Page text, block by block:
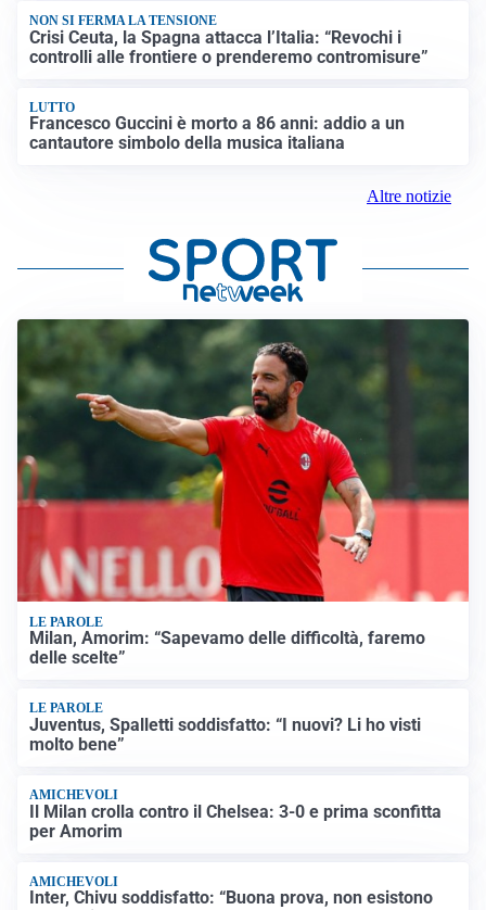
NON SI FERMA LA TENSIONE
Crisi Ceuta, la Spagna attacca l’Italia: “Revochi i
controlli alle frontiere o prenderemo contromisure”
LUTTO
Francesco Guccini è morto a 86 anni: addio a un
cantautore simbolo della musica italiana
Altre notizie
LE PAROLE
Milan, Amorim: “Sapevamo delle difficoltà, faremo
delle scelte”
LE PAROLE
Juventus, Spalletti soddisfatto: “I nuovi? Li ho visti
molto bene”
AMICHEVOLI
Il Milan crolla contro il Chelsea: 3-0 e prima sconfitta
per Amorim
AMICHEVOLI
Inter, Chivu soddisfatto: “Buona prova, non esistono